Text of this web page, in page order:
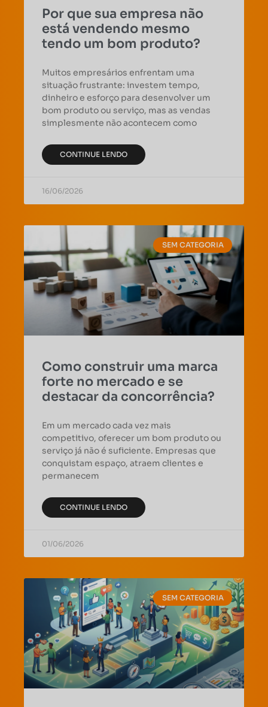
Por que sua empresa não
está vendendo mesmo
tendo um bom produto?
Muitos empresários enfrentam uma
situação frustrante: investem tempo,
dinheiro e esforço para desenvolver um
bom produto ou serviço, mas as vendas
simplesmente não acontecem como
CONTINUE LENDO
16/06/2026
SEM CATEGORIA
Como construir uma marca
forte no mercado e se
destacar da concorrência?
Em um mercado cada vez mais
competitivo, oferecer um bom produto ou
serviço já não é suficiente. Empresas que
conquistam espaço, atraem clientes e
permanecem
CONTINUE LENDO
01/06/2026
SEM CATEGORIA